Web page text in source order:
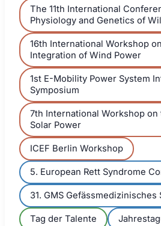
The 11th International
Physiology and Genetics of
16th International Workshop
Integration of Wind Power
1st E-Mobility Power System
Symposium
7th International Workshop
Solar Power
ICEF Berlin Workshop
5. European Rett Syndrome
31. GMS Gefässmedizinisches
Tag der Talente